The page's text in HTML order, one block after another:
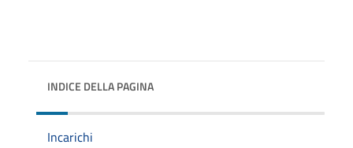
INDICE DELLA PAGINA
Incarichi